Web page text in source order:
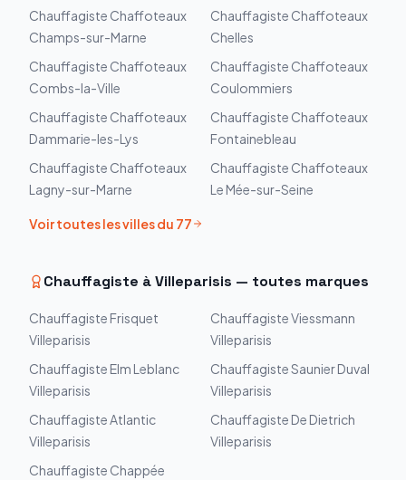
Chauffagiste Chaffoteaux
Champs-sur-Marne
Chauffagiste Chaffoteaux
Chelles
Chauffagiste Chaffoteaux
Combs-la-Ville
Chauffagiste Chaffoteaux
Coulommiers
Chauffagiste Chaffoteaux
Dammarie-les-Lys
Chauffagiste Chaffoteaux
Fontainebleau
Chauffagiste Chaffoteaux
Lagny-sur-Marne
Chauffagiste Chaffoteaux
Le Mée-sur-Seine
Voir toutes les villes du 77
Chauffagiste àVilleparisis — toutes marques
Chauffagiste Frisquet
Villeparisis
ChauffagisteViessmann
Villeparisis
Chauffagiste Elm Leblanc
Villeparisis
ChauffagisteSaunier Duval
Villeparisis
ChauffagisteAtlantic
Villeparisis
Chauffagiste De Dietrich
Villeparisis
Chauffagiste Chappée